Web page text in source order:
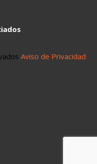
Aviso de Privacidad